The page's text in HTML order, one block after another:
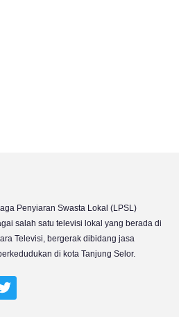
Penyiaran Swasta Lokal (LPSL)
salah satu televisi lokal yang berada di
Televisi, bergerak dibidang jasa
di kota Tanjung Selor.
T
w